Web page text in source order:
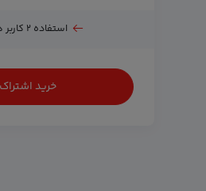
استفاده ۲ کاربر همزمان
خرید اشتراک